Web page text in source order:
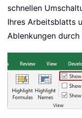
schnellen
Ihres Arbeitsblatts
Ablenkungen